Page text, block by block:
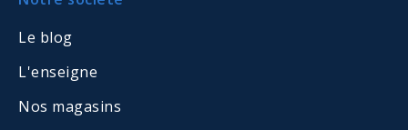
Le blog
L'enseigne
Nos magasins